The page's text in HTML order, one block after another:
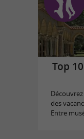
Top
des
Entre